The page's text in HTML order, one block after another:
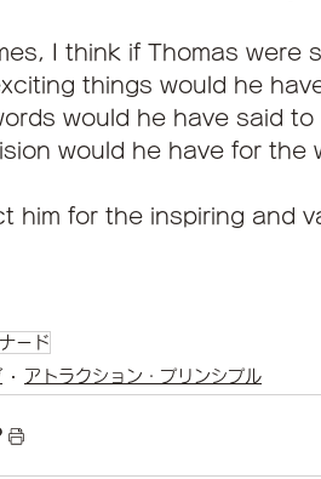
I think if Thomas were
things would he
would he have said to
would he have for the
him for the inspiring and
ード
アトラクション・プリンシプル